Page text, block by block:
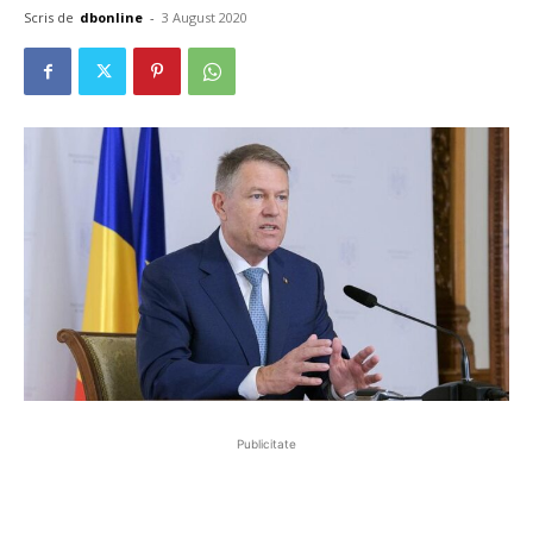
Scris de dbonline - 3 August 2020
Publicitate